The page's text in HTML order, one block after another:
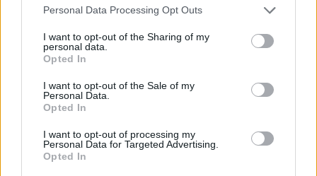
Personal Data Processing Opt Outs
I want to opt-out of the Sharing of my
personal data.
Opted In
I want to opt-out of the Sale of my
Personal Data.
Opted In
I want to opt-out of processing my
Personal Data for Targeted Advertising.
Opted In
James e Rice
In particolare, secondo i media britannici, sarebbero
Reece James e Declan Rice
schiena contro il Ghana, e ha lasciato lo stadio con una
vistosa fasciatura. Per il capitano del Chelsea invece non
sembrano esserci particolari problemi fisici, ma la sua
attitudine agli infortuni non lascia tranquillo lo staff di
Tuchel.